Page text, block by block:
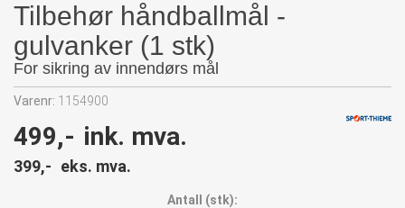
Tilbehør håndballmål -
gulvanker (1 stk)
For sikring av innendørs mål
Varenr: 1154900
499,- ink. mva.
399,- eks. mva.
Antall (stk):